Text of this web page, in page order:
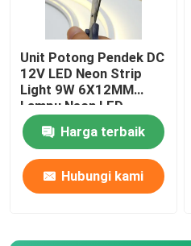
Unit Potong Pendek DC
12V LED Neon Strip
Light 9W 6X12MM
Lampu Neon LED
Fleksibel Silikon Murni
Harga terbaik
Hubungi kami